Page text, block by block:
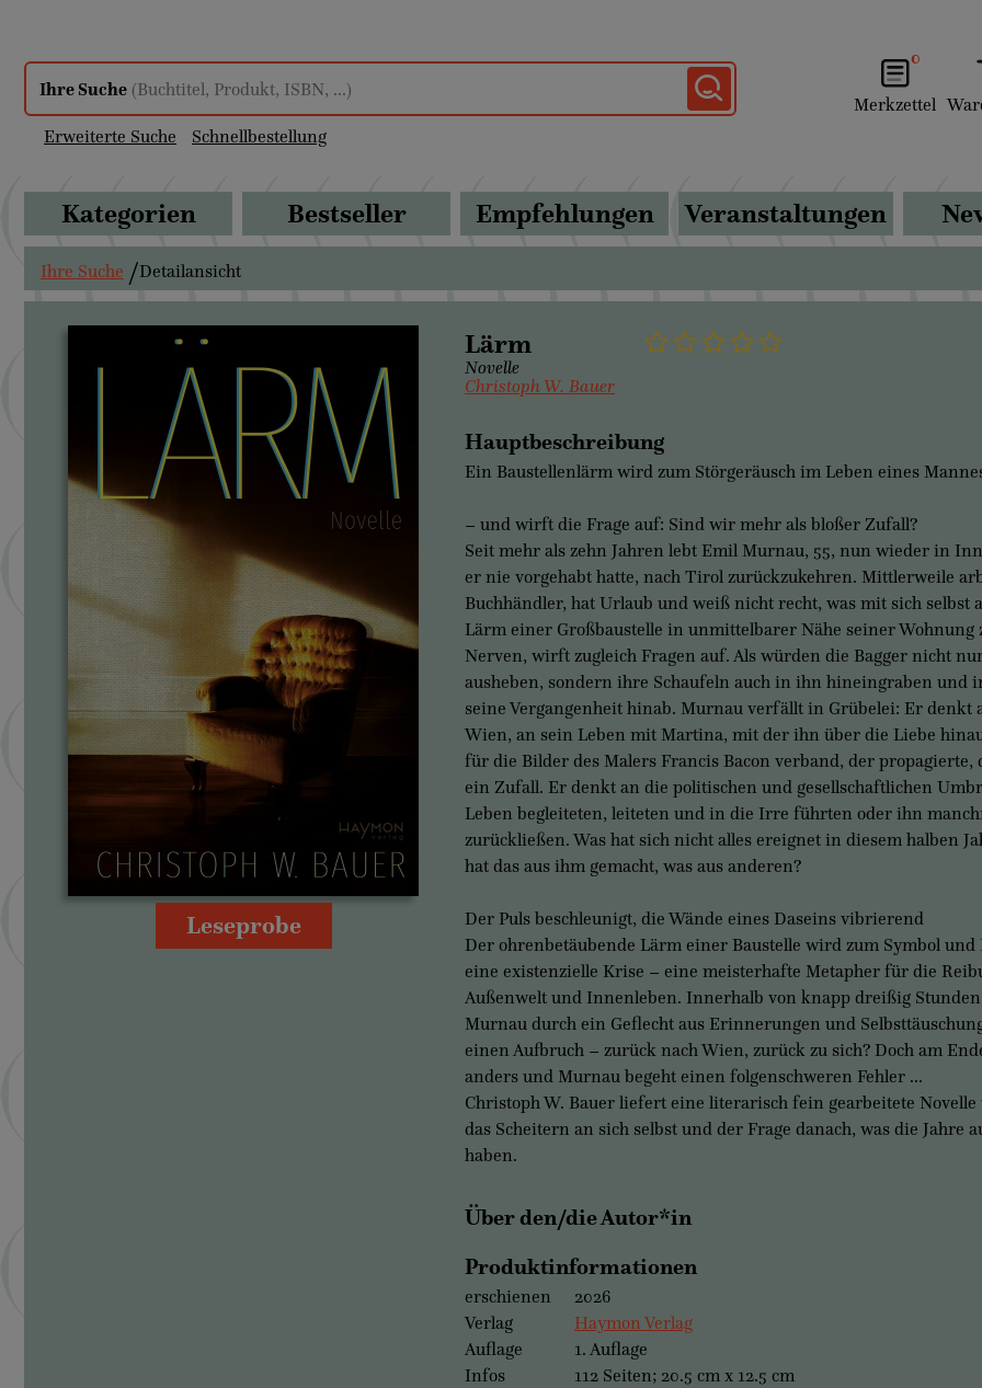
Ihre Suche (Buchtitel, Produkt, ISBN, ...)
Erweiterte Suche Schnellbestellung
0
Merkzettel
Kategorien Bestseller Empfehlungen Veranstaltungen
Ihre Suche Detailansicht
Leseprobe
Lärm
Novelle
Christoph W. Bauer
Hauptbeschreibung
Ein Baustellenlärm wird zum Störgeräusch im Leben eines
– und wirft die Frage auf: Sind wir mehr als bloßer Zufall?
Seit mehr als zehn Jahren lebt Emil Murnau, 55, nun wieder in
er nie vorgehabt hatte, nach Tirol zurückzukehren. Mittlerweile
Buchhändler, hat Urlaub und weiß nicht recht, was mit sich selbst
Lärm einer Großbaustelle in unmittelbarer Nähe seiner Wohnung
Nerven, wirft zugleich Fragen auf. Als würden die Bagger nicht
ausheben, sondern ihre Schaufeln auch in ihn hineingraben und
seine Vergangenheit hinab. Murnau verfällt in Grübelei: Er denkt
Wien, an sein Leben mit Martina, mit der ihn über die Liebe
für die Bilder des Malers Francis Bacon verband, der propagierte,
ein Zufall. Er denkt an die politischen und gesellschaftlichen
Leben begleiteten, leiteten und in die Irre führten oder ihn
zurückließen. Was hat sich nicht alles ereignet in diesem halben
hat das aus ihm gemacht, was aus anderen?
Der Puls beschleunigt, die Wände eines Daseins vibrierend
Der ohrenbetäubende Lärm einer Baustelle wird zum Symbol
eine existenzielle Krise – eine meisterhafte Metapher für die
Außenwelt und Innenleben. Innerhalb von knapp dreißig
Murnau durch ein Geflecht aus Erinnerungen und
einen Aufbruch – zurück nach Wien, zurück zu sich? Doch am
anders und Murnau begeht einen folgenschweren Fehler ...
Christoph W. Bauer liefert eine literarisch fein gearbeitete Novelle
das Scheitern an sich selbst und der Frage danach, was die Jahre
haben.
Über den/die Autor*in
Produktinformationen
erschienen
2026
Verlag
Haymon Verlag
Auflage
1. Auflage
Infos
112 Seiten; 20.5 cm x 12.5 cm